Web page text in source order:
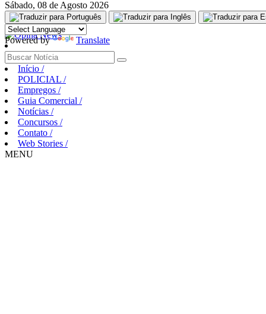
Aguarde, carregando...
Sábado, 08 de Agosto 2026
Powered by Translate
Início /
POLICIAL /
Empregos /
Guia Comercial /
Notícias /
Concursos /
Contato /
Web Stories /
MENU